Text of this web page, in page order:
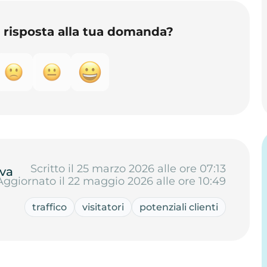
alla tua domanda?
Scritto il 25 marzo 2026 alle ore 07:13
il 22 maggio 2026 alle ore 10:49
traffico visitatori potenziali clienti